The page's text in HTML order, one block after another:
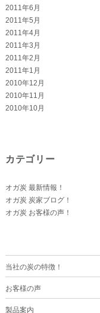
2011年6月
2011年5月
2011年4月
2011年3月
2011年2月
2011年1月
2010年12月
2010年11月
2010年10月
カテゴリー
オガ炭 最新情報！
オガ炭 炭家ブログ！
オガ炭 お客様の声！
当社の炭の特徴！
お客様の声
製品案内